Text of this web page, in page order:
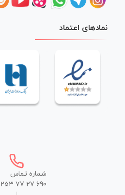
نمادهای اعتماد
شماره تماس
253 77 27 690